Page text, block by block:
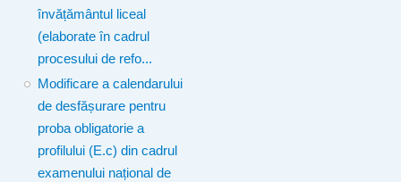
învățământul liceal
(elaborate în cadrul
procesului de refo...
Modificare a calendarului
de desfășurare pentru
proba obligatorie a
profilului (E.c) din cadrul
examenului național de